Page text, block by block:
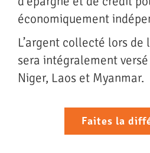
économiquement
L’argent collecté lors
sera intégralement
Niger, Laos et Myanmar.
Faites la